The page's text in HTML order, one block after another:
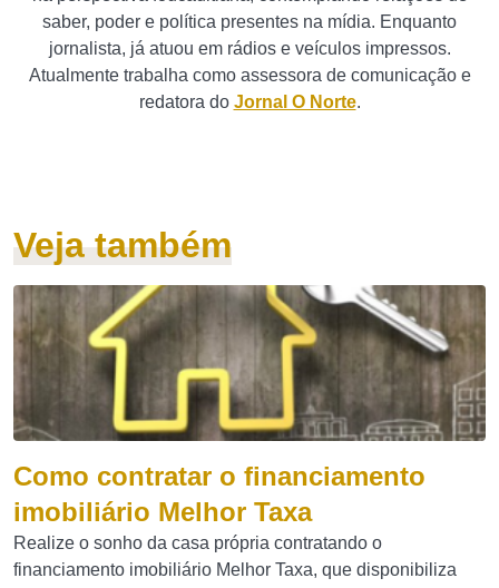
saber, poder e política presentes na mídia. Enquanto
jornalista, já atuou em rádios e veículos impressos.
Atualmente trabalha como assessora de comunicação e
redatora do Jornal O Norte.
Veja também
Como contratar o financiamento
imobiliário Melhor Taxa
Realize o sonho da casa própria contratando o
financiamento imobiliário Melhor Taxa, que disponibiliza